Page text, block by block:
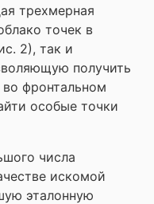
трехмерная
точек в
2), так и
получить
фронтальном
особые точки
числа
искомой
эталонную